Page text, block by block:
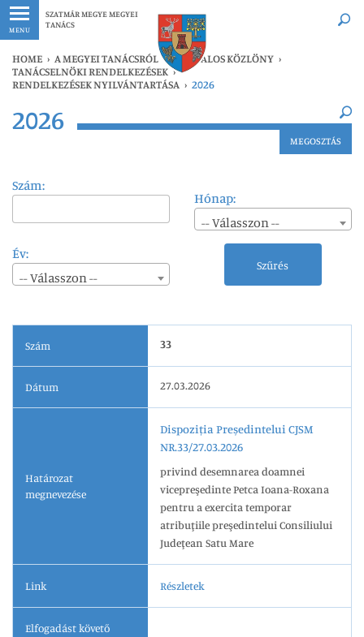
MENU
SZATMÁR MEGYE MEGYEI
TANÁCS
Legfrissebb Bármikor
HOME › A MEGYEI TANÁCSRÓL › HIVATALOS KÖZLÖNY ›
TANÁCSELNÖKI RENDELKEZÉSEK ›
RENDELKEZÉSEK NYILVÁNTARTÁSA › 2026
×
2026
MEGOSZTÁS
Szám:
Hónap:
-- Válasszon --
Év:
-- Válasszon --
Szűrés
Szám 33
Dátum 27.03.2026
Határozat
megnevezése
Dispoziția Președintelui CJSM
NR.33/27.03.2026
privind desemnarea doamnei
vicepreşedinte Petca Ioana-Roxana
pentru a exercita temporar
atribuţiile preşedintelui Consiliului
Judeţean Satu Mare
Link Részletek
Elfogadást követő